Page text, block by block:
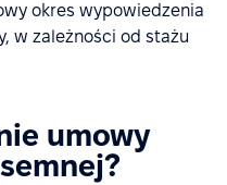
okres wypowiedzenia
w zależności od stażu
umowy